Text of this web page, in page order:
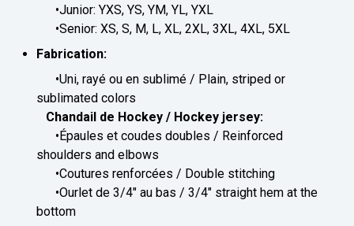
•Junior: YXS, YS, YM, YL, YXL
•Senior: XS, S, M, L, XL, 2XL, 3XL, 4XL, 5XL
Fabrication:
•Uni, rayé ou en sublimé / Plain, striped or
sublimated colors
Chandail de Hockey / Hockey jersey:
•Épaules et coudes doubles / Reinforced
shoulders and elbows
•Coutures renforcées / Double stitching
•Ourlet de 3/4" au bas / 3/4" straight hem at the
bottom